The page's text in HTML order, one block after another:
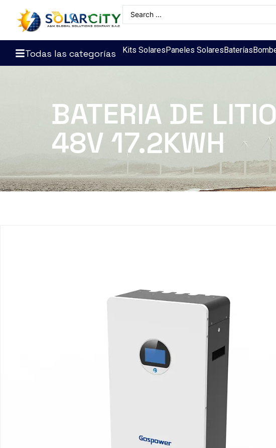
Todas las categorías Kits SolaresPaneles SolaresBaterías
BATERIA DE
48V 17.2KWH